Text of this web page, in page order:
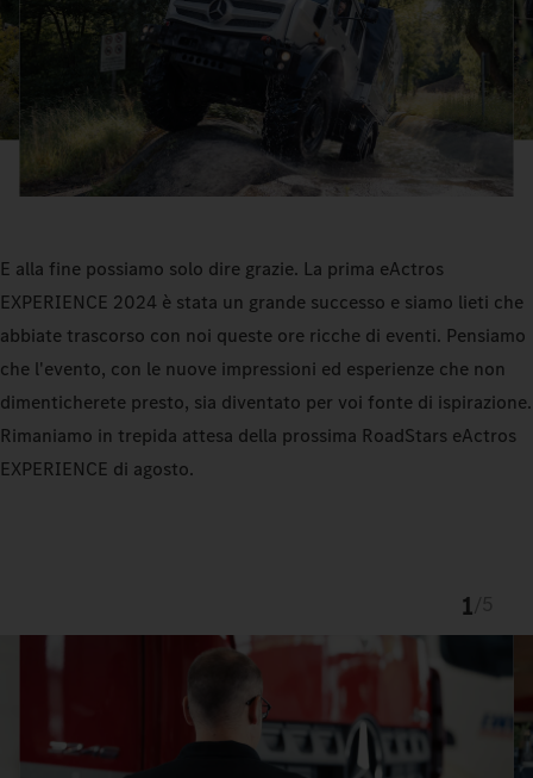
E alla fine possiamo solo dire grazie. La prima eActros
EXPERIENCE 2024 è stata un grande successo e siamo lieti che
abbiate trascorso con noi queste ore ricche di eventi. Pensiamo
che l'evento, con le nuove impressioni ed esperienze che non
dimenticherete presto, sia diventato per voi fonte di ispirazione.
Rimaniamo in trepida attesa della prossima RoadStars eActros
EXPERIENCE di agosto.
1